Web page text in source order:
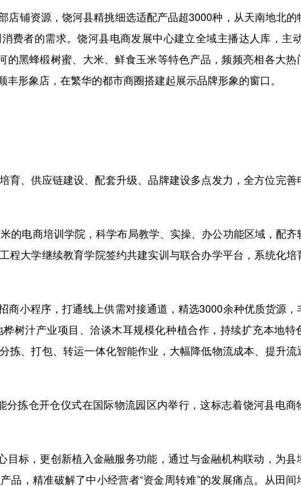
铺资源，饶河县精挑细选适配产品超3000种，从天南地北的
费者的需求。饶河县电商发展中心建立全域主播达人库，主
的黑蜂椴树蜜、大米、鲜食玉米等特色产品，频频亮相各大
形象店，在繁华的都市商圈搭建起展示品牌形象的窗口。
、供应链建设、配套升级、品牌建设多点发力，全方位完善
电商培训学院，科学布局教学、实操、办公功能区域，配齐
程大学继续教育学院签约共建实训与联合办学平台，系统化培
小程序，打通线上供需对接通道，精选3000余种优质货源，
树汁产业项目、洽谈木耳规模化种植合作，持续扩充本地特
拣、打包、转运一体化智能作业，大幅降低物流成本、提升流
拣仓开仓仪式在国际物流园区内举行，这标志着饶河县电商
标，更创新植入金融服务功能，通过与金融机构联动，为县
品，精准破解了中小经营者“资金周转难”的发展痛点。从田间